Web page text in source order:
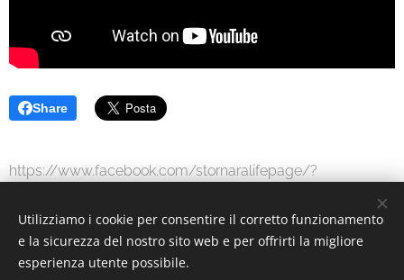
Share
https://www.facebook.com/stornaralifepage/?
Utilizziamo i cookie per consentire il corretto funzionamento
e la sicurezza del nostro sito web e per offrirti la migliore
esperienza utente possibile.